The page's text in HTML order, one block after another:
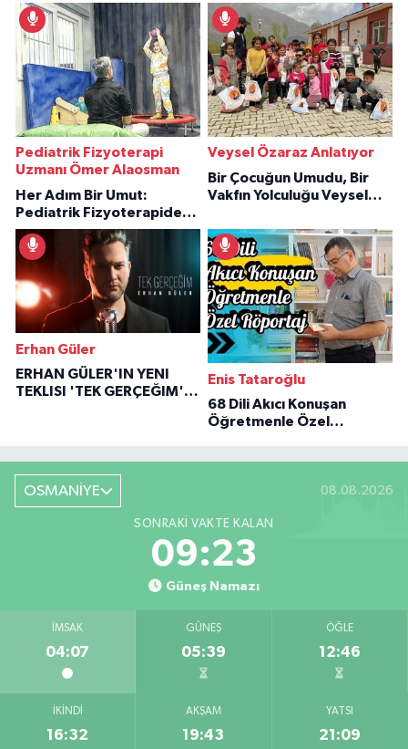
Pediatrik Fizyoterapi
Uzmanı Ömer Alaosman
Her Adım Bir Umut:
Pediatrik Fizyoterapiden
İlham Veren Hikâyeler
Veysel Özaraz Anlatıyor
Bir Çocuğun Umudu, Bir
Vakfın Yolculuğu Veysel
Erhan Güler
ERHAN GÜLER'IN YENI
TEKLISI 'TEK GERÇEĞIM'LE
Enis Tataroğlu
68 Dili Akıcı Konuşan
Öğretmenle Özel
OSMANİYE 08.08.2026
SONRAKI VAKTE KALAN
09:22
Güneş Namazı
İMSAK
04:07
GÜNEŞ
05:39
ÖĞLE
12:46
İKINDI
16:32
AKŞAM
19:43
YATSI
21:09